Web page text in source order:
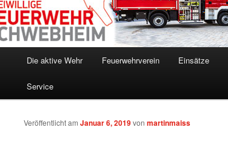
Die aktive Wehr Feuerwehrverein Einsätze
Service
Veröffentlicht am Januar 6, 2019von martinmaiss